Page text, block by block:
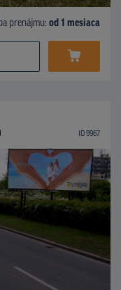
prenájmu: od 1 mesiaca
ID 9967